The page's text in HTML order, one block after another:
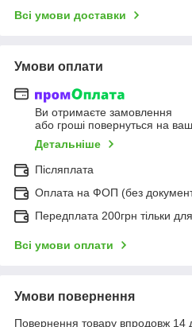
Всі умови доставки
Умови оплати
Ви отримаєте замовлення
або гроші повернуться на
Детальніше
Післяплата
Оплата на ФОП (без
Передплата 200грн тільки
Всі умови оплати
Умови повернення
Повернення товару впродовж 14